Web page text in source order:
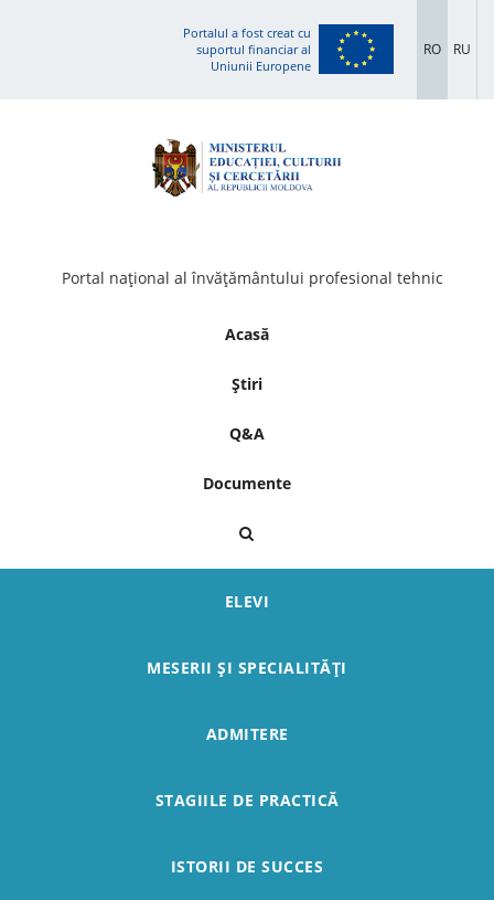
Portalul a fost creat cu
suportul financiar al
Uniunii Europene
RO RU
Portal național al învățământului profesional tehnic
Acasă
Știri
Q&A
Documente
ELEVI
MESERII ȘI SPECIALITĂȚI
ADMITERE
STAGIILE DE PRACTICĂ
ISTORII DE SUCCES